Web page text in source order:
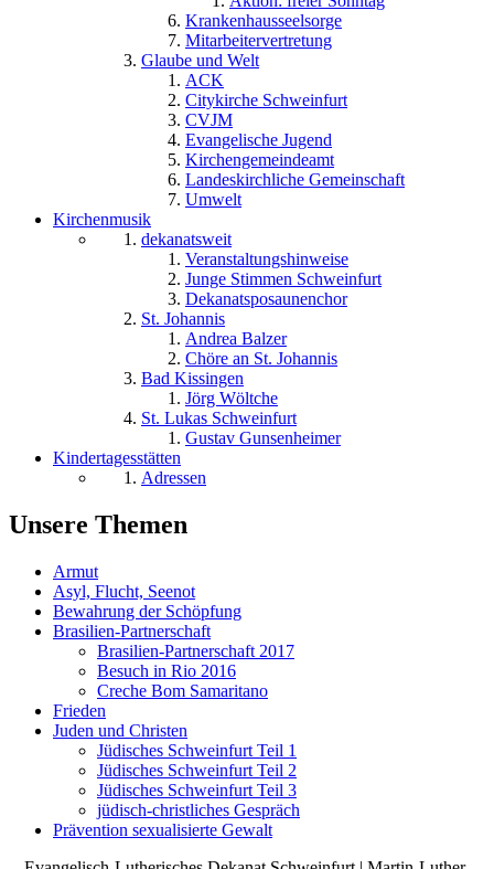
Krankenhausseelsorge
Mitarbeitervertretung
Glaube und Welt
ACK
Citykirche Schweinfurt
CVJM
Evangelische Jugend
Kirchengemeindeamt
Landeskirchliche Gemeinschaft
Umwelt
Kirchenmusik
dekanatsweit
Veranstaltungshinweise
Junge Stimmen Schweinfurt
Dekanatsposaunenchor
St. Johannis
Andrea Balzer
Chöre an St. Johannis
Bad Kissingen
Jörg Wöltche
St. Lukas Schweinfurt
Gustav Gunsenheimer
Kindertagesstätten
Adressen
Unsere Themen
Armut
Asyl, Flucht, Seenot
Bewahrung der Schöpfung
Brasilien-Partnerschaft
Brasilien-Partnerschaft 2017
Besuch in Rio 2016
Creche Bom Samaritano
Frieden
Juden und Christen
Jüdisches Schweinfurt Teil 1
Jüdisches Schweinfurt Teil 2
Jüdisches Schweinfurt Teil 3
jüdisch-christliches Gespräch
Prävention sexualisierte Gewalt